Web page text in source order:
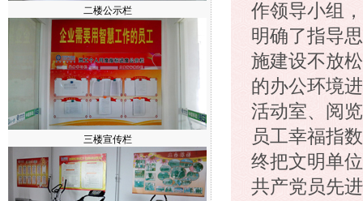
作领导小组
明确了指导
施建设不放
的办公环境
活动室、阅
员工幸福指
终把文明单
共产党员先